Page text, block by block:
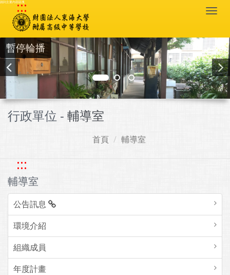
跳到主要內容區塊
:::
暫停輪播
行政單位 - 輔導室
首頁 輔導室
:::
輔導室
公告訊息
環境介紹
組織成員
年度計畫